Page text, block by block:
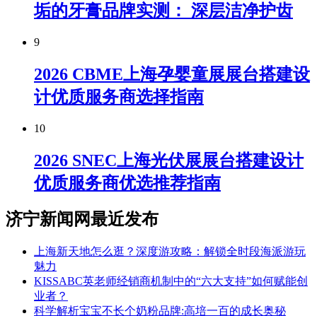
垢的牙膏品牌实测： 深层洁净护齿
9
2026 CBME上海孕婴童展展台搭建设
计优质服务商选择指南
10
2026 SNEC上海光伏展展台搭建设计
优质服务商优选推荐指南
济宁新闻网最近发布
上海新天地怎么逛？深度游攻略：解锁全时段海派游玩
魅力
KISSABC英老师经销商机制中的“六大支持”如何赋能创
业者？
科学解析宝宝不长个奶粉品牌:高培一百的成长奥秘